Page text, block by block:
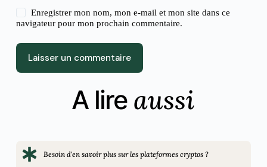
Enregistrer mon nom, mon e-mail et mon site dans ce
navigateur pour mon prochain commentaire.
Laisser un commentaire
A lire aussi
Besoin d'en savoir plus sur les plateformes cryptos ?